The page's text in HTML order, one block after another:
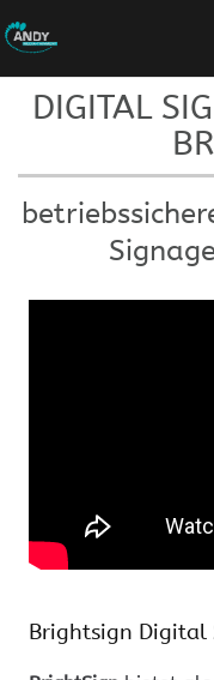
DIGITAL
Brightsign Digital